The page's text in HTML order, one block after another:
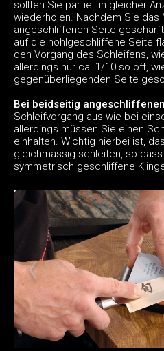
sollten Sie partiell in gleicher
wiederholen. Nachdem Sie das
angeschliffenen Seite
auf die hohlgeschliffene Seite
den Vorgang des Schleifens,
allerdings nur ca. 1/10 so oft,
gegenüberliegenden Seite
Bei beidseitig
Schleifvorgang aus wie bei
allerdings müssen Sie einen
einhalten. Wichtig hierbei ist,
gleichmässig schleifen, so
symmetrisch geschliffene